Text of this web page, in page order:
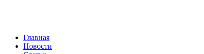
Главная
Новости